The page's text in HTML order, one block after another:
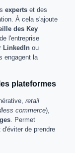
experts et des
À cela s'ajoute
des Key
l'entreprise
LinkedIn ou
engagent la
plateformes
retail
commerce),
. Permet
de prendre